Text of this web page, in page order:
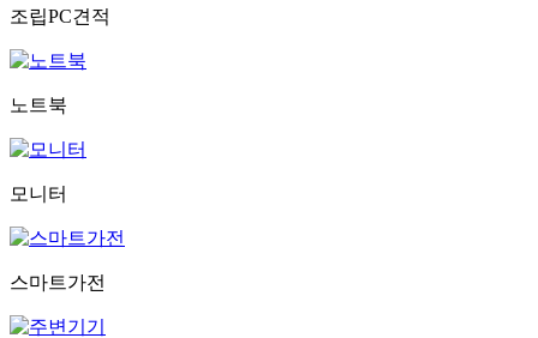
조립PC견적
노트북
모니터
스마트가전